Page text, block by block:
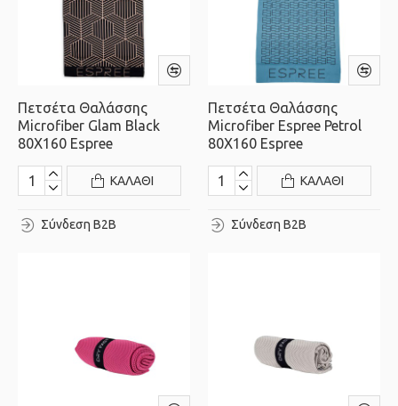
Πετσέτα Θαλάσσης
Microfiber Glam Black
80X160 Espree
ΚΑΛΆΘΙ
Σύνδεση B2B
Πετσέτα Θαλάσσης
Microfiber Espree Petrol
80X160 Espree
ΚΑΛΆΘΙ
Σύνδεση B2B